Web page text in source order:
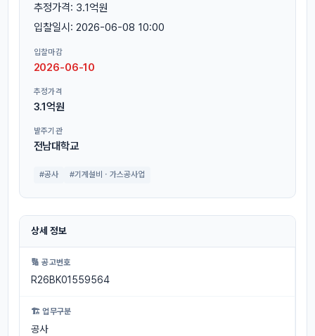
추정가격: 3.1억원
입찰일시: 2026-06-08 10:00
입찰마감
2026-06-10
추정가격
3.1억원
발주기관
전남대학교
#공사 #기계설비ㆍ가스공사업
상세 정보
🔢 공고번호
R26BK01559564
🏗 업무구분
공사